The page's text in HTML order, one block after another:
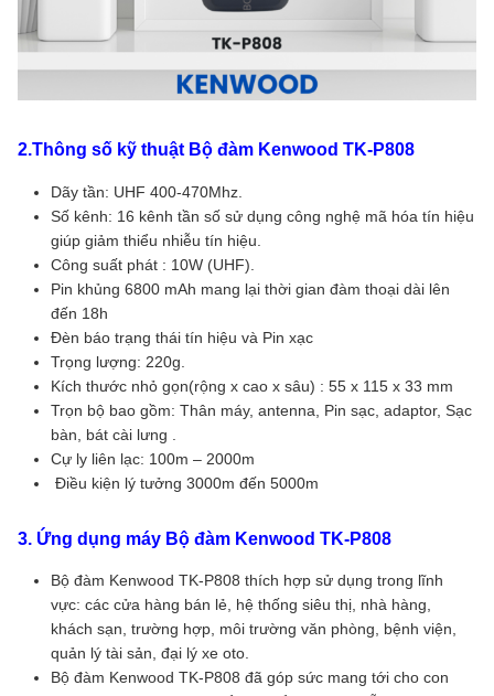
2.Thông số kỹ thuật Bộ đàm Kenwood TK-P808
Dãy tần: UHF 400-470Mhz.
Số kênh: 16 kênh tần số sử dụng công nghệ mã hóa tín hiệu
giúp giảm thiểu nhiễu tín hiệu.
Công suất phát : 10W (UHF).
Pin khủng 6800 mAh mang lại thời gian đàm thoại dài lên
đến 18h
Đèn báo trạng thái tín hiệu và Pin xạc
Trọng lượng: 220g.
Kích thước nhỏ gọn(rộng x cao x sâu) : 55 x 115 x 33 mm
Trọn bộ bao gồm: Thân máy, antenna, Pin sạc, adaptor, Sạc
bàn, bát cài lưng .
Cự ly liên lạc: 100m – 2000m
Điều kiện lý tưởng 3000m đến 5000m
3. Ứng dụng máy Bộ đàm Kenwood TK-P808
Bộ đàm Kenwood TK-P808 thích hợp sử dụng trong lĩnh
vực: các cửa hàng bán lẻ, hệ thống siêu thị, nhà hàng,
khách sạn, trường hợp, môi trường văn phòng, bệnh viện,
quản lý tài sản, đại lý xe oto.
Bộ đàm Kenwood TK-P808 đã góp sức mang tới cho con